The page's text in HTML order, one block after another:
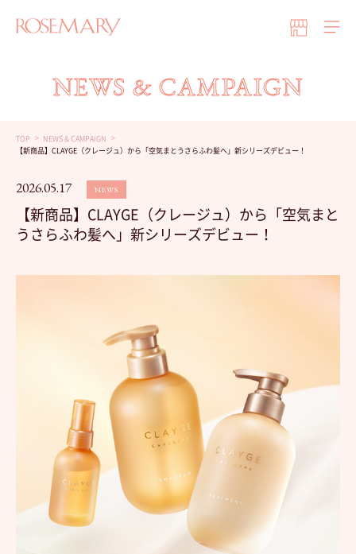
NEWS & CAMPAIGN
TOP
NEWS & CAMPAIGN
【新商品】CLAYGE（クレージュ）から「空気まとうさらふわ髪へ」新シリーズデビュー！
2026.05.17 NEWS
【新商品】CLAYGE（クレージュ）から「空気まと
うさらふわ髪へ」新シリーズデビュー！